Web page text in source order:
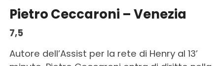
Pietro Ceccaroni – Venezia
7,5
Autore dell’Assist per la rete di Henry al 13’